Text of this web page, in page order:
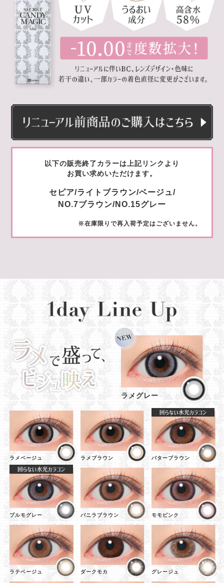
以下の販売終了カラーは上記リンクより
お買い求めいただけます。
セピア/ライトブラウン/ベージュ/
NO.7ブラウン/NO.15グレー
※在庫限りで再入荷予定はございません。
ラメグレー
ラメベージュ ラメブラウン バターブラウン
プルモグレー バニラブラウン モモピンク
ラテベージュ ダークモカ グレージュ